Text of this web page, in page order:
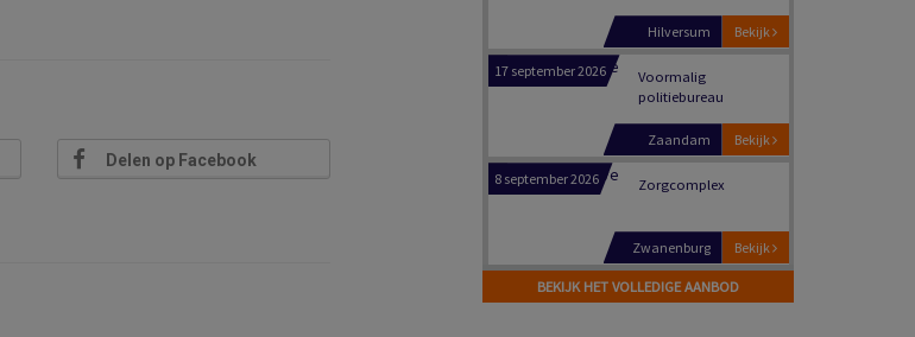
Delen op Facebook
Bekijk
Zaandam
8 september 2026 Zorgcomplex
Bekijk
Zwanenburg
6 oktober 2026 Transformatieobject
Bekijk
Schiedam
22 september 2026 Attractiepark
BEKIJK HET VOLLEDIGE AANBOD